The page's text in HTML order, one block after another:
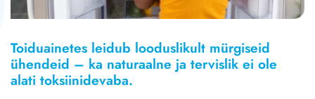
Toiduainetes leidub looduslikult mürgiseid
ühendeid – ka naturaalne ja tervislik ei ole
alati toksiinidevaba.